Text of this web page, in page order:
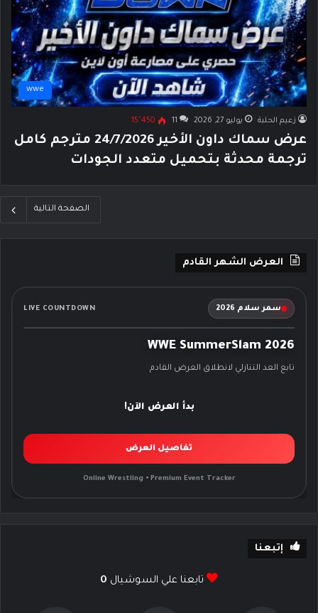
wwe
زعيم الحلبة يوليو 27, 2026 11 15٬450
عرض سماك داون الأخير 24/7/2026 مترجم كامل
ترجمة محدثة بتحميل متعدد الجودات
الصفحة التالية
العرض الشهر القادم
سمر سلام 2026 LIVE COUNTDOWN
WWE SummerSlam 2026
تابع العد التنازلي لانطلاق العرض القادم
بدأ العرض الآن!
تفاصيل العرض
Online Wrestling • Premium Event Tracker
إتبعنا
تابعنا علي السوشيال 0